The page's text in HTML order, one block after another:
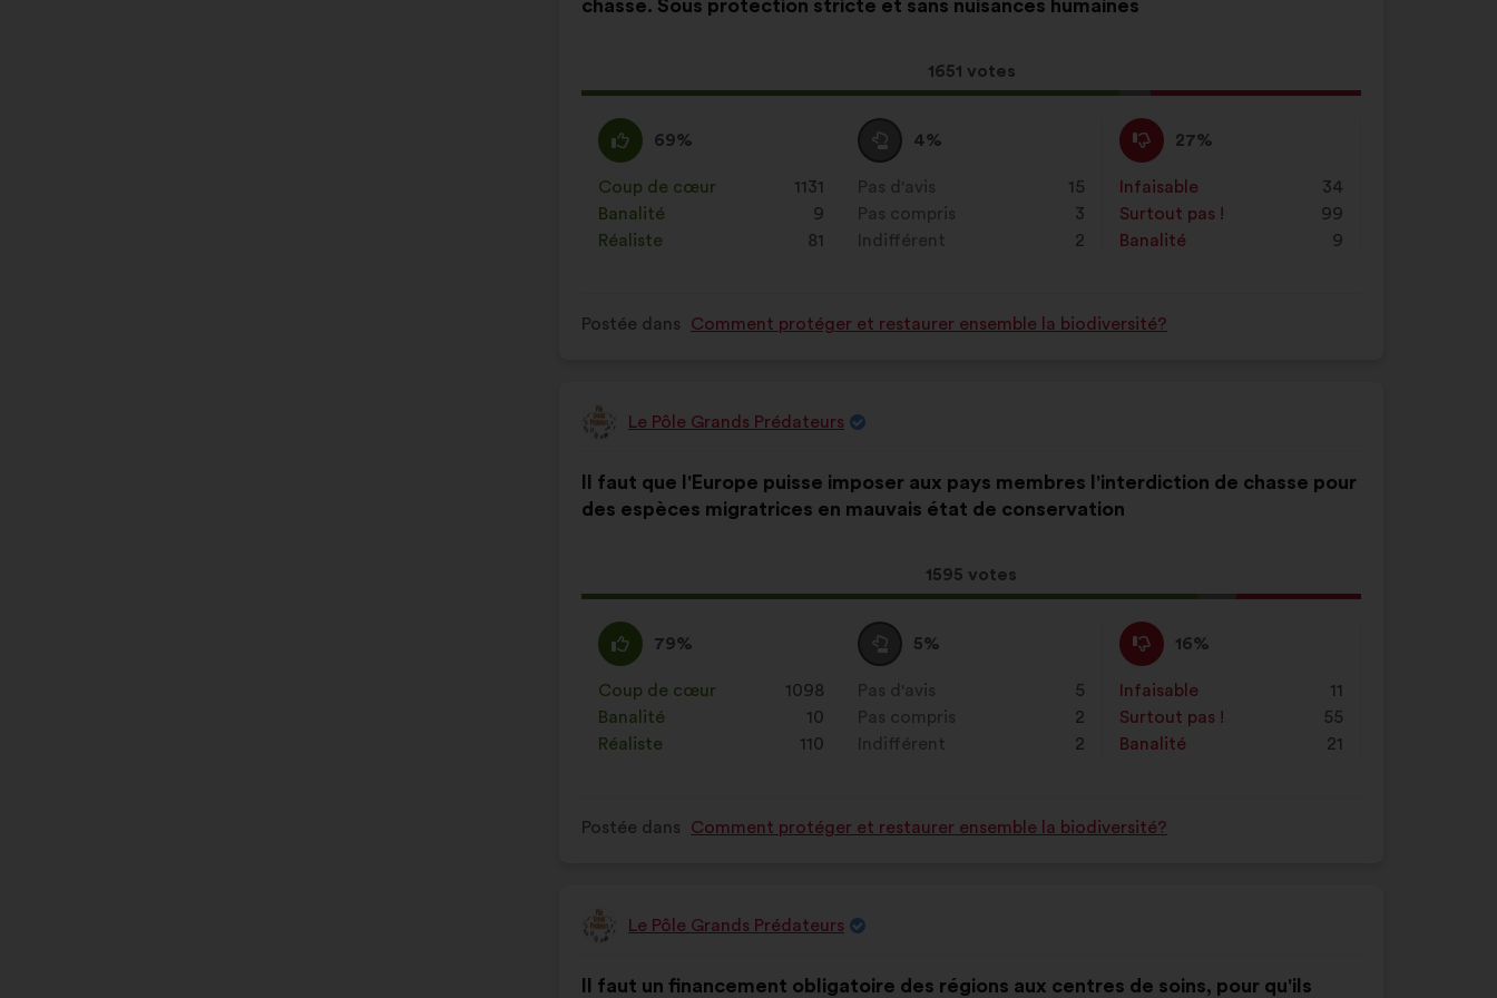
la
chasse. Sous protection stricte et sans nuisances humaines
Cette
proposition
récolté
1651 votes
répartition
D'accord
:
69%
Cette
proposition
a
été
qualifiée
Coup de cœur
: 1131
fois
Banalité
: 9
fois
Réaliste
: 81
fois
Vote
neutre
:
4%
Cette
proposition
a
été
qualifiée
Pas d'avis
: 15
fois
Pas compris
: 3
fois
Indifférent
2
fois
Pas
d'accord
:
27%
Cette
proposition
a
été
qualifiée
Infaisable 34
fois
Surtout pas !
: 99
fois
Banalité
: 9
fois
Postée dans Comment protéger et restaurer ensemble la biodiversité?
Proposition
:
Le Pôle Grands Prédateurs
de
la
Il faut que l'Europe puisse imposer aux pays membres l'interdiction de chasse pour
des espèces migratrices en mauvais état de conservation
Cette
proposition
récolté
:
1595 votes
pour
répartition
D'accord
:
79%
Cette
proposition
a
été
qualifiée
Coup de cœur
: 1098
fois
Banalité
: 10
fois
Réaliste
: 110
fois
Vote
neutre
:
5%
Cette
proposition
a
été
qualifiée
Pas d'avis
: 5
fois
Pas compris
: 2
fois
Indifférent
2
fois
Pas
d'accord
:
16%
Cette
proposition
a
été
qualifiée
Infaisable 11
fois
Surtout pas !
: 55
fois
Banalité
: 21
fois
Postée dans Comment protéger et restaurer ensemble la biodiversité?
Proposition
:
Le Pôle Grands Prédateurs
Il faut un financement obligatoire des régions aux centres de soins, pour qu'ils